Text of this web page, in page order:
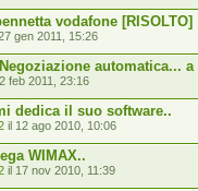
vodafone [RISOLTO]
gen 2011, 15:26
automatica...
feb 2011, 23:16
dedica il suo software..
il 12 ago 2010, 10:06
WIMAX..
il 17 nov 2010, 11:39